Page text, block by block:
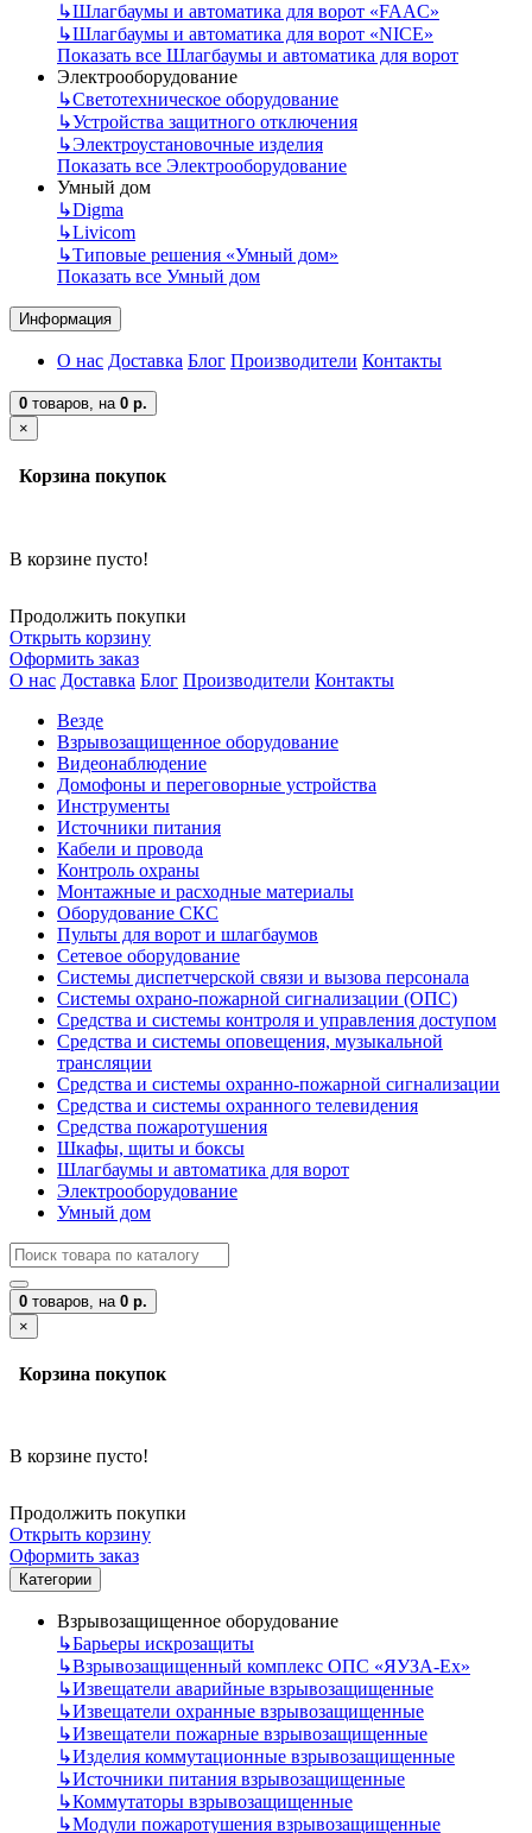
↳Шлагбаумы и автоматика для ворот «FAAC»
↳Шлагбаумы и автоматика для ворот «NICE»
Показать все Шлагбаумы и автоматика для ворот
Электрооборудование
↳Светотехническое оборудование
↳Устройства защитного отключения
↳Электроустановочные изделия
Показать все Электрооборудование
Умный дом
↳Digma
↳Livicom
↳Типовые решения «Умный дом»
Показать все Умный дом
Информация
О нас Доставка Блог Производители Контакты
0 товаров, на 0 р.
×
Корзина покупок
В корзине пусто!
Продолжить покупки
Открыть корзину
Оформить заказ
О нас Доставка Блог Производители Контакты
Везде
Взрывозащищенное оборудование
Видеонаблюдение
Домофоны и переговорные устройства
Инструменты
Источники питания
Кабели и провода
Контроль охраны
Монтажные и расходные материалы
Оборудование СКС
Пульты для ворот и шлагбаумов
Сетевое оборудование
Системы диспетчерской связи и вызова персонала
Системы охрано-пожарной сигнализации (ОПС)
Средства и системы контроля и управления доступом
Средства и системы оповещения, музыкальной
трансляции
Средства и системы охранно-пожарной сигнализации
Средства и системы охранного телевидения
Средства пожаротушения
Шкафы, щиты и боксы
Шлагбаумы и автоматика для ворот
Электрооборудование
Умный дом
0 товаров, на 0 р.
×
Корзина покупок
В корзине пусто!
Продолжить покупки
Открыть корзину
Оформить заказ
Категории
Взрывозащищенное оборудование
↳Барьеры искрозащиты
↳Взрывозащищенный комплекс ОПС «ЯУЗА-Ех»
↳Извещатели аварийные взрывозащищенные
↳Извещатели охранные взрывозащищенные
↳Извещатели пожарные взрывозащищенные
↳Изделия коммутационные взрывозащищенные
↳Источники питания взрывозащищенные
↳Коммутаторы взрывозащищенные
↳Модули пожаротушения взрывозащищенные